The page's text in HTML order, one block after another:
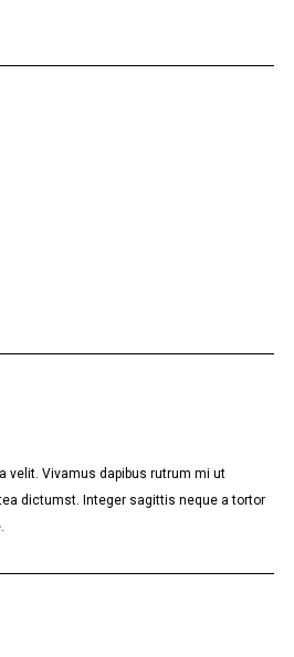
velit. Vivamus dapibus rutrum mi ut
dictumst. Integer sagittis neque a tortor